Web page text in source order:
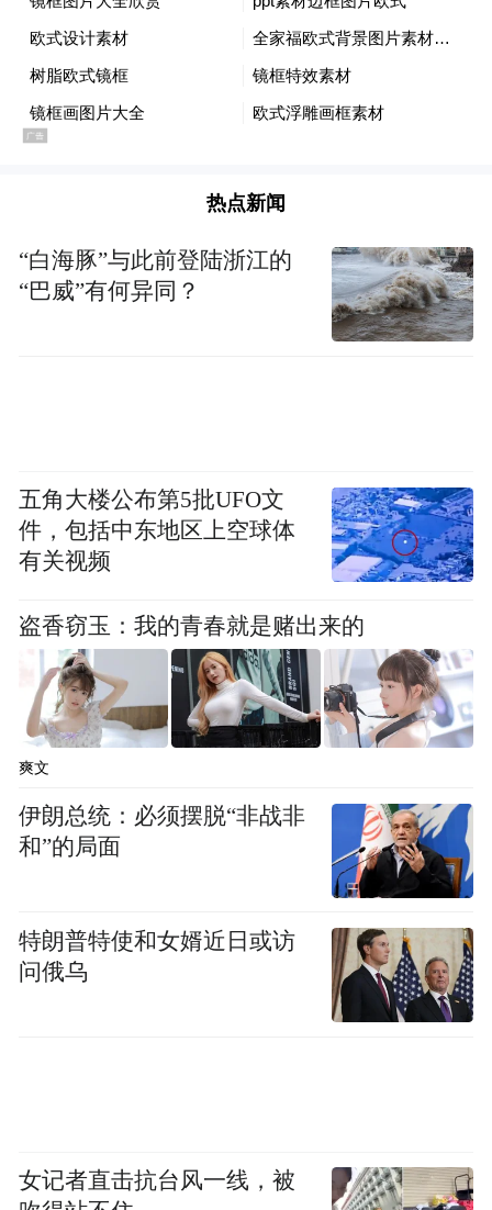
马拉雅山脉举行，彩色烟花沿着山脊依次绽
放时，大家看到的主办方所谓的“向上之
美”，是对大自然的无知和傲慢。
尽管主办方努力以“合规”“环保”为这场烟花
农田进行翻土与植被修复等等，但对于青藏
高原这样脆弱的生态环境来说，每一片草
甸，每一缕空气，每一处动物足迹，都具有
入和破坏。
敬畏自然，不打扰才是最好的守护，这本应
是人尽皆知的常识，一个常年标榜“与自然和
谐共生”“坚持可持续发展”的顶级户外品牌，
怎会如此无知和愚蠢？明知高原生态脆弱、
恢复极难，一场商业营销活动，又有什么必
要非要在神圣宁静的喜马拉雅山脉“开炸”？
一连串的问号背后，公众最核心、最迫切的
质疑是：这样荒唐的烟花秀究竟如何通过审
批，一路绿灯，堂而皇之地惊吓世人？
因为烟花使用的是环保材料，所以连环评都
热点新闻
“白海豚”与此前登陆浙江的
“巴威”有何异同？
五角大楼公布第5批UFO文
件，包括中东地区上空球体
有关视频
盗香窃玉：我的青春就是赌出来的
爽文
伊朗总统：必须摆脱“非战非
和”的局面
特朗普特使和女婿近日或访
问俄乌
女记者直击抗台风一线，被